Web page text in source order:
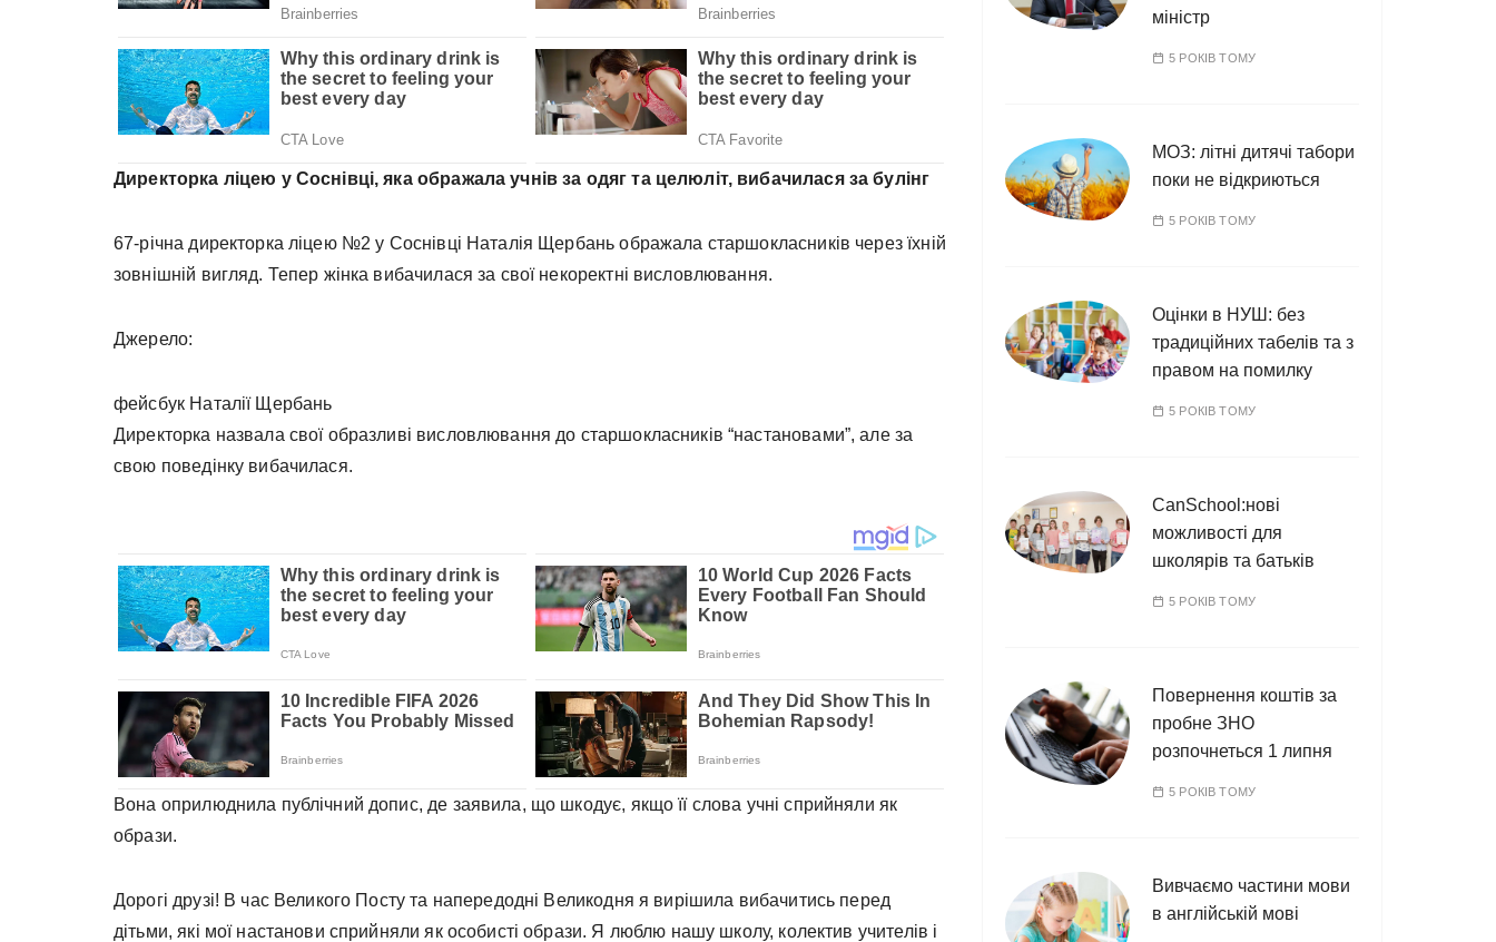
Директорка ліцею у Соснівці, яка ображала учнів за одяг та целюліт, вибачилася за булінг
67-річна директорка ліцею №2 у Соснівці Наталія Щербань ображала старшокласників через їхній
зовнішній вигляд. Тепер жінка вибачилася за свої некоректні висловлювання.
Джерело:
фейсбук Наталії Щербань
Директорка назвала свої образливі висловлювання до старшокласників “настановами”, але за
свою поведінку вибачилася.
Вона оприлюднила публічний допис, де заявила, що шкодує, якщо її слова учні сприйняли як
образи.
Дорогі друзі! В час Великого Посту та напередодні Великодня я вирішила вибачитись перед
дітьми, які мої настанови сприйняли як особисті образи. Я люблю нашу школу, колектив учителів і
міністр
5 РОКІВ ТОМУ
МОЗ: літні дитячі табори
поки не відкриються
5 РОКІВ ТОМУ
Оцінки в НУШ: без
традиційних табелів та з
правом на помилку
5 РОКІВ ТОМУ
CanSchool:нові
можливості для
школярів та батьків
5 РОКІВ ТОМУ
Повернення коштів за
пробне ЗНО
розпочнеться 1 липня
5 РОКІВ ТОМУ
Вивчаємо частини мови
в англійській мові